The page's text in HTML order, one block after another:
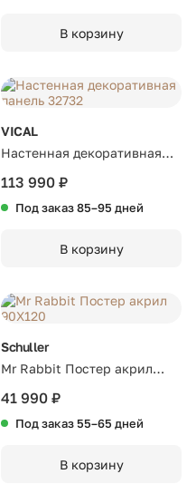
В корзину
VICAL
Настенная декоративная
панель 32732
113 990 ₽
Под заказ 85–95 дней
В корзину
Schuller
Mr Rabbit Постер акрил
90X120
41 990 ₽
Под заказ 55–65 дней
В корзину